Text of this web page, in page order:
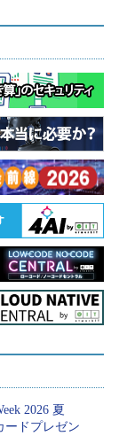
2026 夏
ードプレゼン